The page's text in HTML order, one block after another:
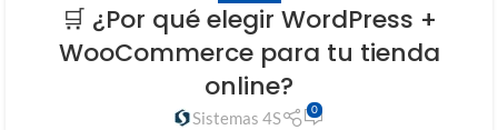
🛒 ¿Por qué elegir WordPress +
WooCommerce para tu tienda
online?
Sistemas 4S 0